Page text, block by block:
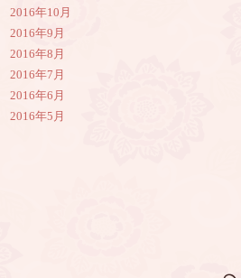
2016年10月
2016年9月
2016年8月
2016年7月
2016年6月
2016年5月